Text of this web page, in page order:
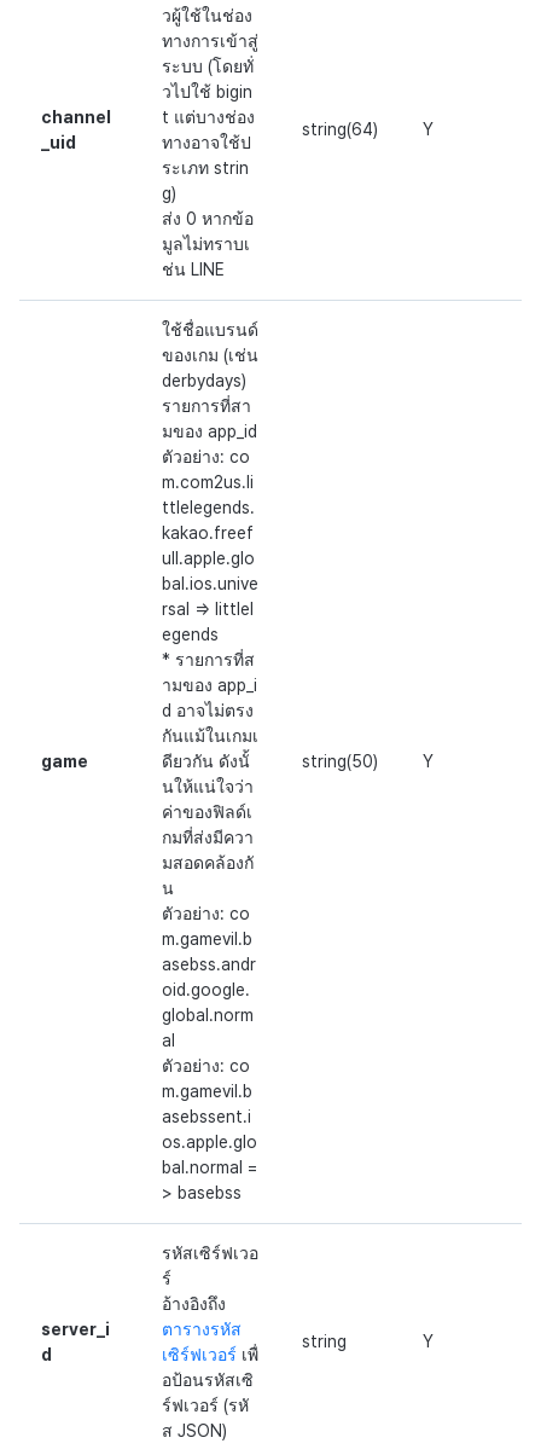
channel
_uid
วผู้ใช้ในช่อง
ทางการเข้าสู่
ระบบ (โดยทั่
วไปใช้ bigin
t แต่บางช่อง
ทางอาจใช้ป
ระเภท strin
g)
ส่ง 0 หากข้อ
มูลไม่ทราบเ
ช่น LINE
string(64) Y
game
ใช้ชื่อแบรนด์
ของเกม (เช่น
derbydays)
รายการที่สา
มของ app_id
ตัวอย่าง: co
m.com2us.li
ttlelegends.
kakao.freef
ull.apple.glo
bal.ios.unive
rsal => littlel
egends
* รายการที่ส
ามของ app_i
d อาจไม่ตรง
กันแม้ในเกมเ
ดียวกัน ดังนั้
นให้แน่ใจว่า
ค่าของฟิลด์เ
กมที่ส่งมีควา
มสอดคล้องกั
น
ตัวอย่าง: co
m.gamevil.b
asebss.andr
oid.google.
global.norm
al
ตัวอย่าง: co
m.gamevil.b
asebssent.i
os.apple.glo
bal.normal =
> basebss
string(50) Y
server_i
d
รหัสเซิร์ฟเวอ
ร์
อ้างอิงถึง
ตารางรหัส
เซิร์ฟเวอร์ เพื่
อป้อนรหัสเซิ
ร์ฟเวอร์ (รหั
ส JSON)
string Y